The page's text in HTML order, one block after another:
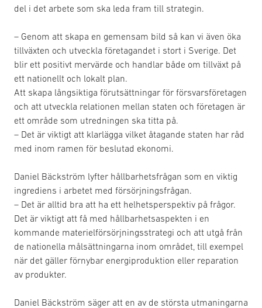
del i det arbete som ska leda fram till strategin.
– Genom att skapa en gemensam bild så kan vi även öka
tillväxten och utveckla företagandet i stort i Sverige. Det
blir ett positivt mervärde och handlar både om tillväxt på
ett nationellt och lokalt plan.
Att skapa långsiktiga förutsättningar för försvarsföretagen
och att utveckla relationen mellan staten och företagen är
ett område som utredningen ska titta på.
– Det är viktigt att klarlägga vilket åtagande staten har råd
med inom ramen för beslutad ekonomi.
Daniel Bäckström lyfter hållbarhetsfrågan som en viktig
ingrediens i arbetet med försörjningsfrågan.
– Det är alltid bra att ha ett helhetsperspektiv på frågor.
Det är viktigt att få med hållbarhetsaspekten i en
kommande materielförsörjningsstrategi och att utgå från
de nationella målsättningarna inom området, till exempel
när det gäller förnybar energiproduktion eller reparation
av produkter.
Daniel Bäckström säger att en av de största utmaningarna